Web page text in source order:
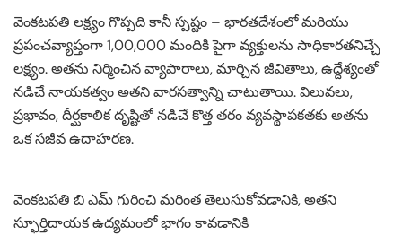
వెంకటపతి లక్ష్యం గొప్పది కానీ స్పష్టం – భారతదేశంలో మరియు
ప్రపంచవ్యాప్తంగా 1,00,000 మందికి పైగా వ్యక్తులను సాధికారతనిచ్చే
లక్ష్యం. అతను నిర్మించిన వ్యాపారాలు, మార్చిన జీవితాలు, ఉద్దేశ్యంతో
నడిచే నాయకత్వం అతని వారసత్వాన్ని చాటుతాయి. విలువలు,
ప్రభావం, దీర్ఘకాలిక దృష్టితో నడిచే కొత్త తరం వ్యవస్థాపకతకు అతను
ఒక సజీవ ఉదాహరణ.
వెంకటపతి బి ఎమ్ గురించి మరింత తెలుసుకోవడానికి, అతని
స్ఫూర్తిదాయక ఉద్యమంలో భాగం కావడానికి